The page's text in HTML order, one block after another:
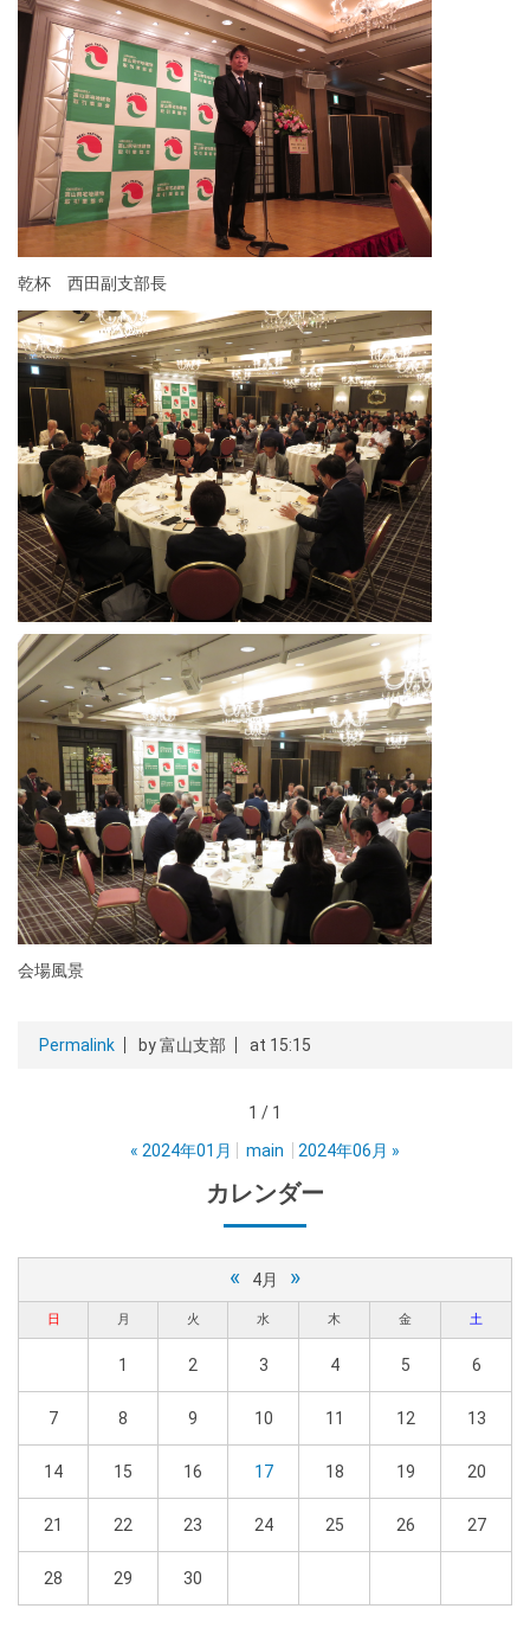
乾杯 西田副支部長
会場風景
Permalink by 富山支部 at 15:15
1 / 1
« 2024年01月 main 2024年06月 »
カレンダー
« 4月 »
日 月 火 水 木 金 土
1 2 3 4 5 6
7 8 9 10 11 12 13
14 15 16 17 18 19 20
21 22 23 24 25 26 27
28 29 30